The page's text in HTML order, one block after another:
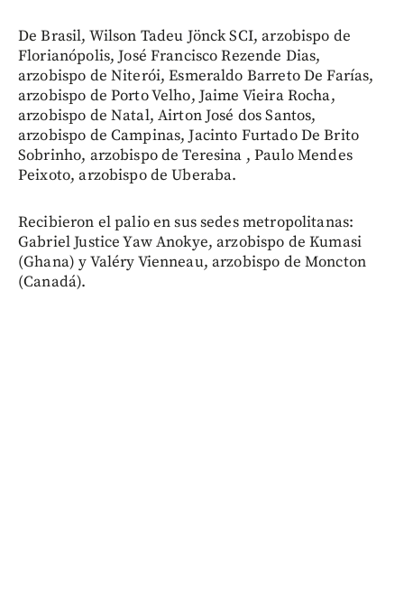
De Brasil, Wilson Tadeu Jönck SCI, arzobispo de
Florianópolis, José Francisco Rezende Dias,
arzobispo de Niterói, Esmeraldo Barreto De Farías,
arzobispo de Porto Velho, Jaime Vieira Rocha,
arzobispo de Natal, Airton José dos Santos,
arzobispo de Campinas, Jacinto Furtado De Brito
Sobrinho, arzobispo de Teresina , Paulo Mendes
Peixoto, arzobispo de Uberaba.
Recibieron el palio en sus sedes metropolitanas:
Gabriel Justice Yaw Anokye, arzobispo de Kumasi
(Ghana) y Valéry Vienneau, arzobispo de Moncton
(Canadá).